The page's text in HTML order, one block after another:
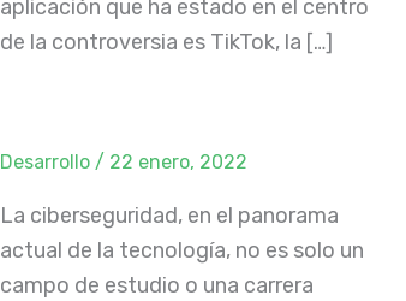
aplicación que ha estado en el centro
de la controversia es TikTok, la […]
Desarrollo / 22 enero, 2022
La ciberseguridad, en el panorama
actual de la tecnología, no es solo un
campo de estudio o una carrera